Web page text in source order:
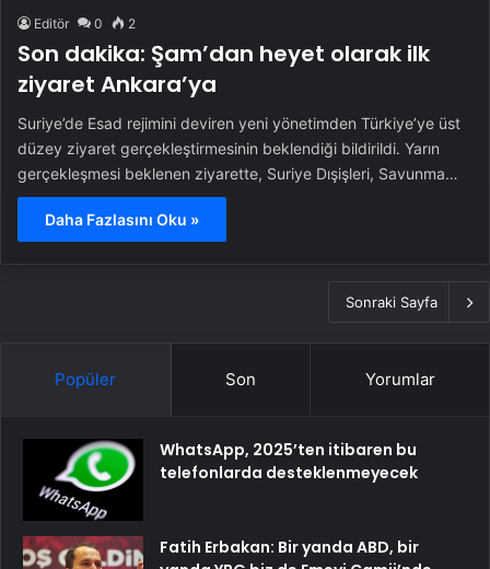
Editör 0 2
Son dakika: Şam’dan heyet olarak ilk
ziyaret Ankara’ya
Suriye’de Esad rejimini deviren yeni yönetimden Türkiye’ye üst
düzey ziyaret gerçekleştirmesinin beklendiği bildirildi. Yarın
gerçekleşmesi beklenen ziyarette, Suriye Dışişleri, Savunma…
Daha Fazlasını Oku »
Sonraki Sayfa
Popüler Son Yorumlar
WhatsApp, 2025’ten itibaren bu
telefonlarda desteklenmeyecek
Fatih Erbakan: Bir yanda ABD, bir